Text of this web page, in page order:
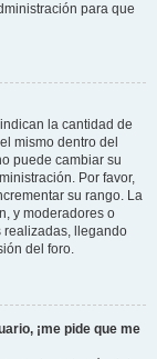
para que
la cantidad de
mismo dentro del
puede cambiar su
Por favor,
su rango. La
y moderadores o
realizadas, llegando
del foro.
¡me pide que me